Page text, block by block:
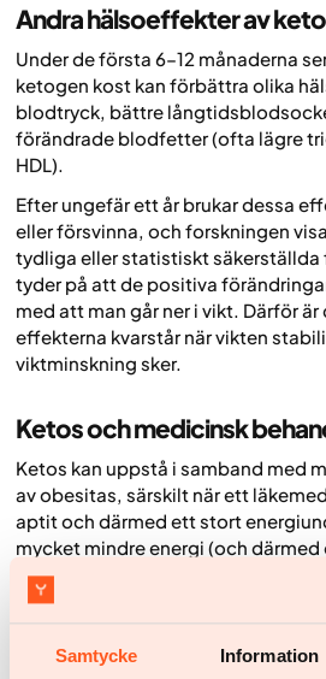
Samtycke Information
Andra hälsoeffekter av
Under de första 6–12 månaderna
ketogen kost kan förbättra olika
blodtryck, bättre
förändrade blodfetter (ofta lägre
HDL).
Efter ungefär ett år brukar dessa
eller försvinna, och forskningen
tydliga eller statistiskt
tyder på att de positiva
med att man går ner i vikt. Därför
effekterna kvarstår när vikten
viktminskning sker.
Ketos och medicinsk
Ketos kan uppstå i samband med
av obesitas, särskilt när ett
aptit och därmed ett stort
mycket mindre energi (och
kolhydrater) minskar kroppens
glykogenförråden minskar och
mer ketonkroppar. Då kan man
viktminskning, även om man inte